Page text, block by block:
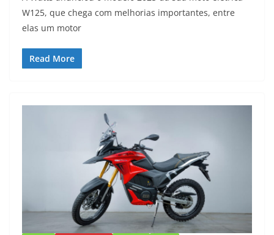
W125, que chega com melhorias importantes, entre
elas um motor
Read More